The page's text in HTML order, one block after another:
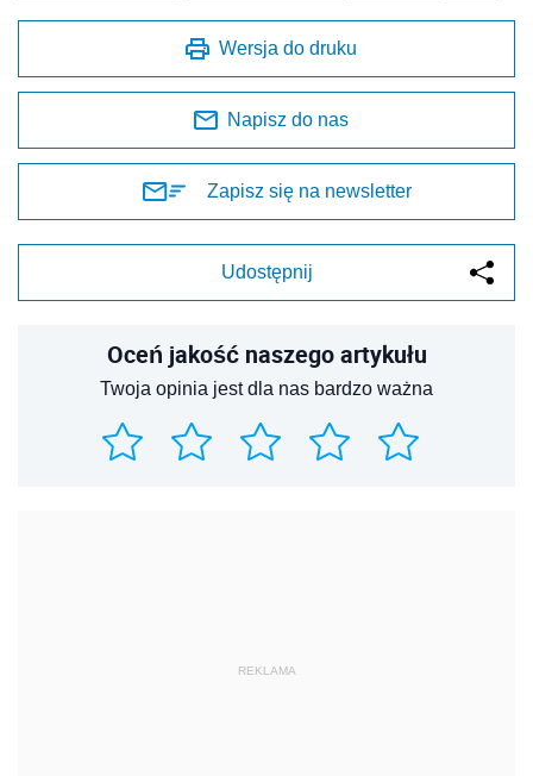
Wersja do druku
Napisz do nas
Zapisz się na newsletter
Udostępnij
Oceń jakość naszego artykułu
Twoja opinia jest dla nas bardzo ważna
REKLAMA